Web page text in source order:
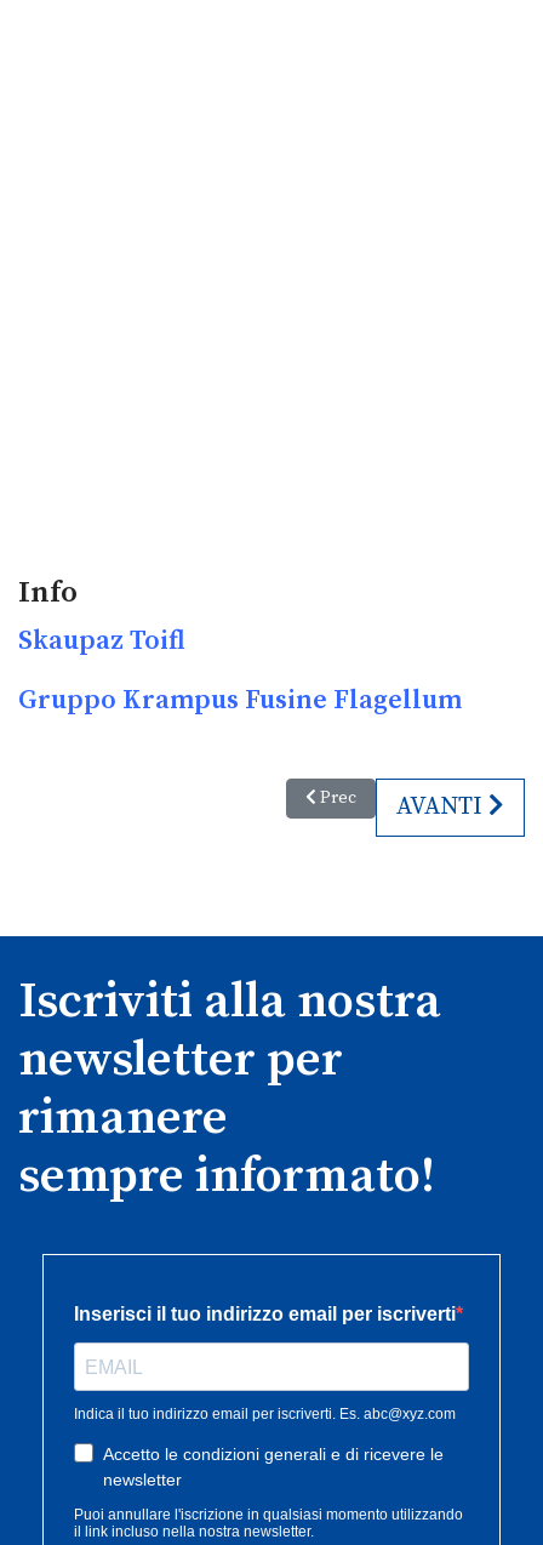
Info
Skaupaz Toifl
Gruppo Krampus Fusine Flagellum
Articolo precedente: I
Prec ARTICOLO
AVANTI
Iscriviti alla nostra
newsletter per
rimanere
sempre informato!